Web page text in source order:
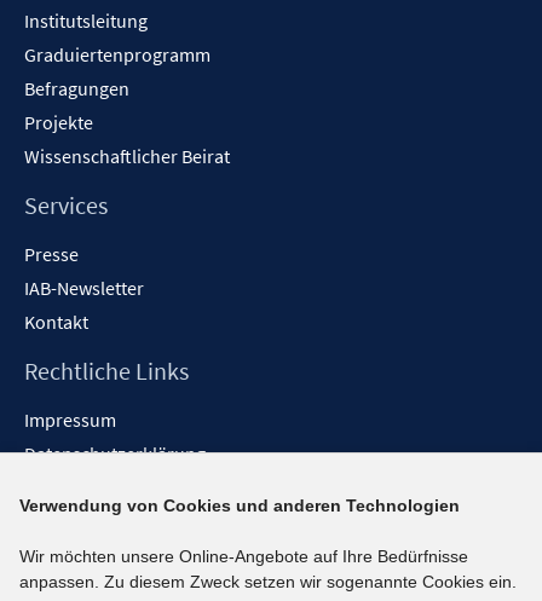
Institutsleitung
Graduiertenprogramm
Befragungen
Projekte
Wissenschaftlicher Beirat
Services
Presse
IAB-Newsletter
Kontakt
Rechtliche Links
Impressum
Datenschutzerklärung
Barrieren melden
Social-Media-Kanäle
Verwendung von Cookies und anderen Technologien
Wir möchten unsere Online-Angebote auf Ihre Bedürfnisse
anpassen. Zu diesem Zweck setzen wir sogenannte Cookies ein.